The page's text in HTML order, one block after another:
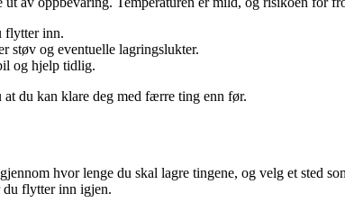
flytter inn.
støv og eventuelle lagringslukter.
og hjelp tidlig.
du kan klare deg med færre ting enn før.
hvor lenge du skal lagre tingene, og velg et sted
du flytter inn igjen.